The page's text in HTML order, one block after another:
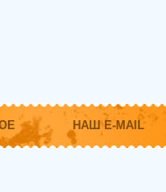
НАШ E-MAIL